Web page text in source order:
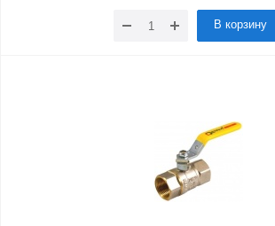
В корзину